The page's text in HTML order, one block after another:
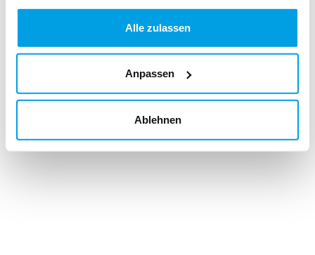
Alle zulassen
Anpassen
Ablehnen